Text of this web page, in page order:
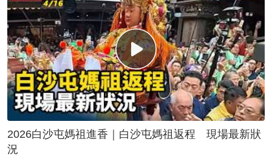
2026白沙屯媽祖進香｜白沙屯媽祖返程 現場最新狀
況